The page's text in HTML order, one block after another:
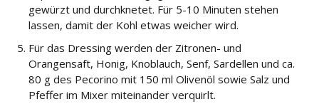
gewürzt und durchknetet. Für 5-10 Minuten stehen
lassen, damit der Kohl etwas weicher wird.
Für das Dressing werden der Zitronen- und
Orangensaft, Honig, Knoblauch, Senf, Sardellen und ca.
80 g des Pecorino mit 150 ml Olivenöl sowie Salz und
Pfeffer im Mixer miteinander verquirlt.